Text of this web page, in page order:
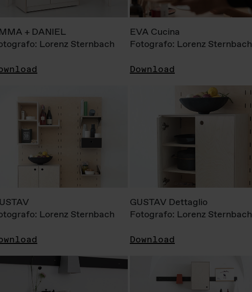
+ DANIEL
Lorenz Sternbach
EVA Cucina
Fotografo: Lorenz Sternbach
Download
Lorenz Sternbach
GUSTAV Dettaglio
Fotografo: Lorenz Sternbach
Download